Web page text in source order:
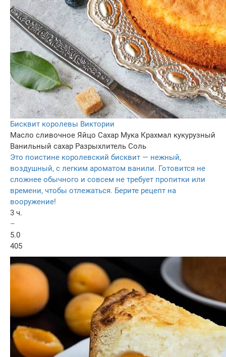
Бисквит королевы Виктории
Масло сливочное Яйцo Сахар Мука Крахмал кукурузный
Ванильный сахар Разрыхлитель Соль
Это поистине королевский бисквит — нежный,
воздушный, с легким ароматом ванили. Готовится не
сложнее обычного и совсем не требует пропитки или
времени, чтобы отлежаться. Берите рецепт на
вооружение!
3 ч.
–
5.0
405